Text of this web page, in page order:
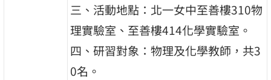
三、活動地點：北一女中至善樓310物
理實驗室、至善樓414化學實驗室。
四、研習對象：物理及化學教師，共3
0名。